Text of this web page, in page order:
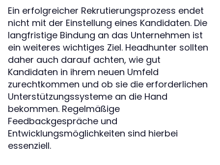
Ein erfolgreicher Rekrutierungsprozess endet
nicht mit der Einstellung eines Kandidaten. Die
langfristige Bindung an das Unternehmen ist
ein weiteres wichtiges Ziel. Headhunter sollten
daher auch darauf achten, wie gut
Kandidaten in ihrem neuen Umfeld
zurechtkommen und ob sie die erforderlichen
Unterstützungssysteme an die Hand
bekommen. Regelmäßige
Feedbackgespräche und
Entwicklungsmöglichkeiten sind hierbei
essenziell.